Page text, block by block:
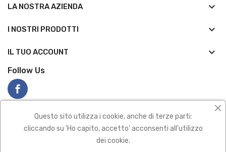
LA NOSTRA AZIENDA keyboard_arrow_down
I NOSTRI PRODOTTI keyboard_arrow_down
IL TUO ACCOUNT 
Follow Us
Questo sito utilizza i cookie, anche di terze parti:
cliccando su 'Ho capito, accetto' acconsenti all'utilizzo
dei cookie.